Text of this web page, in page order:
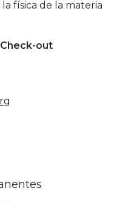
física de la materia
out